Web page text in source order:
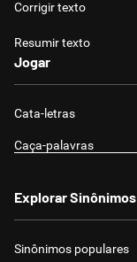
Corrigir texto
Resumir texto
Jogar
Cata-letras
Caça-palavras
Explorar Sinônimos
Sinônimos populares